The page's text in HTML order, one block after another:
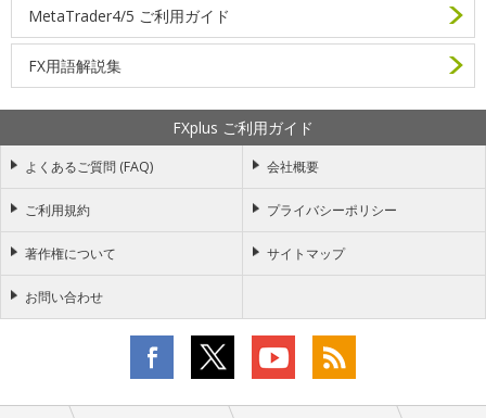
MetaTrader4/5 ご利用ガイド
FX用語解説集
FXplus ご利用ガイド
よくあるご質問 (FAQ) 会社概要
ご利用規約 プライバシーポリシー
著作権について サイトマップ
お問い合わせ